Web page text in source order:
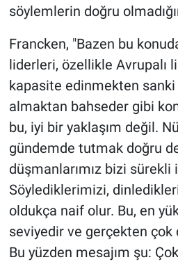
söylemlerin doğru
Francken, "Bazen bu
liderleri, özellikle Avrupalı
kapasite edinmekten
almaktan bahseder gibi
bu, iyi bir yaklaşım değil.
gündemde tutmak doğru
düşmanlarımız bizi sürekli
Söylediklerimizi,
oldukça naif olur. Bu, en
seviyedir ve gerçekten
Bu yüzden mesajım şu: